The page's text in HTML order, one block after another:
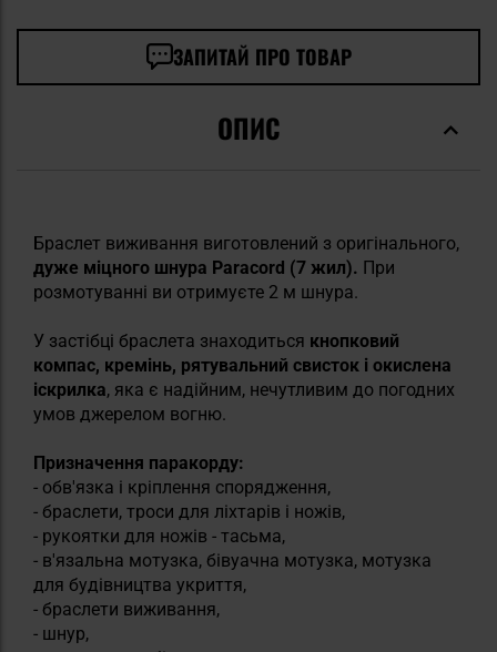
ЗАПИТАЙ ПРО ТОВАР
ОПИС
Браслет виживання виготовлений з оригінального,
дуже міцного шнура Paracord (7 жил). При
розмотуванні ви отримуєте 2 м шнура.
У застібці браслета знаходиться кнопковий
компас, кремінь, рятувальний свисток і окислена
іскрилка, яка є надійним, нечутливим до погодних
умов джерелом вогню.
Призначення паракорду:
- обв'язка і кріплення спорядження,
- браслети, троси для ліхтарів і ножів,
- рукоятки для ножів - тасьма,
- в'язальна мотузка, бівуачна мотузка, мотузка
для будівництва укриття,
- браслети виживання,
- шнур,